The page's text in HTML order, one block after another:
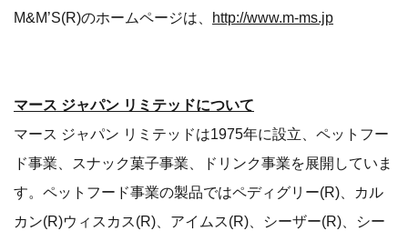
M&M’S(R)のホームページは、
http://www.m-ms.jp
マース ジャパン リミテッドについて
マース ジャパン リミテッドは1975年に設立、ペットフー
ド事業、スナック菓子事業、ドリンク事業を展開していま
す。ペットフード事業の製品ではペディグリー(R)、カル
カン(R)ウィスカス(R)、アイムス(R)、シーザー(R)、シー